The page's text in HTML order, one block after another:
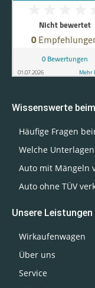
Wissenswerte
Häufige Fragen
Welche
Auto mit Mängeln
Auto ohne TÜV
Unsere Leistungen
Wirkaufenwagen
Über uns
Service